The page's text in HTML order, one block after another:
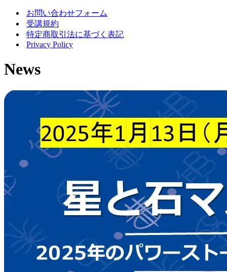
ビ
ニ
ュ
ナ
メ
ニ
ー
お問い合わせフォーム
受講規約
特定商取引法に基づく表記
Privacy Policy
News